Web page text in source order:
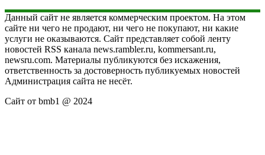
Данный сайт не является коммерческим проектом. На этом
сайте ни чего не продают, ни чего не покупают, ни какие
услуги не оказываются. Сайт представляет собой ленту
новостей RSS канала news.rambler.ru, kommersant.ru,
newsru.com. Материалы публикуются без искажения,
ответственность за достоверность публикуемых новостей
Администрация сайта не несёт.
Сайт от bmb1 @ 2024